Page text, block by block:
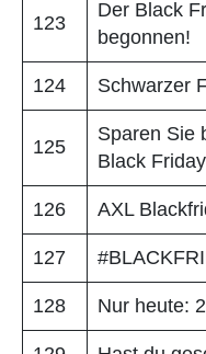
123
Der Black
begonnen!
124 Schwarzer
125
Sparen Sie
Black
126 AXL
127
128 Nur heute: